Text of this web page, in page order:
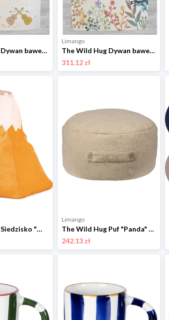
The Wild Hug Dywan bawełniany w kolorze kremowym ze wzorem - 190 x 135 cm rozmiar: onesize
Limango
The Wild Hug Dywan bawełniany "Wild Thing" ze wzorem - 190 x 135 cm rozmiar: onesize
311.12 zł
The Wild Hug Siedzisko "Mountain" w kolorze pomarańczowo-białym - 50 x 60 x 50 cm rozmiar: onesize
Limango
The Wild Hug Puf "Panda" w kolorze beżowym - wys. 20 x Ø 50 cm rozmiar: onesize
242.13 zł